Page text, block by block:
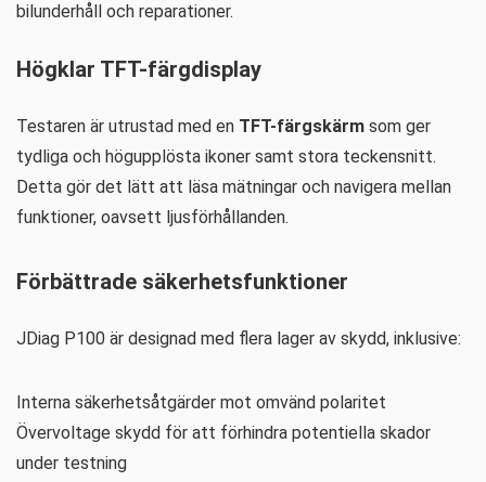
bilunderhåll och reparationer.
Högklar TFT-färgdisplay
Testaren är utrustad med en TFT-färgskärm som ger
tydliga och högupplösta ikoner samt stora teckensnitt.
Detta gör det lätt att läsa mätningar och navigera mellan
funktioner, oavsett ljusförhållanden.
Förbättrade säkerhetsfunktioner
JDiag P100 är designad med flera lager av skydd, inklusive:
Interna säkerhetsåtgärder mot omvänd polaritet
Övervoltage skydd för att förhindra potentiella skador
under testning